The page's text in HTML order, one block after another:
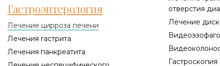
Гастроэнтерология
Лечение цирроза печени
Лечения гастрита
Лечения панкреатита
отверстия
Лечение
Гастроскопия